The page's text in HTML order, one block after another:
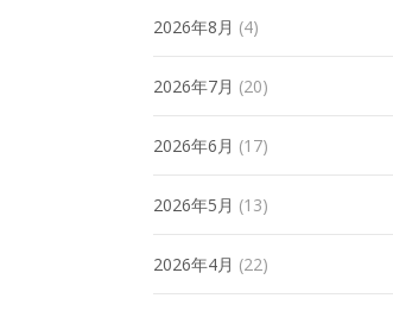
2026年8月 (4)
2026年7月 (20)
2026年6月 (17)
2026年5月 (13)
2026年4月 (22)